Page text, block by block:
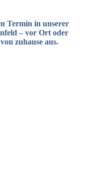
Termin in unserer
– vor Ort oder
zuhause aus.